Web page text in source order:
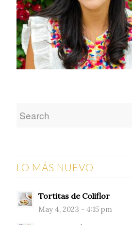
LO MÁS NUEVO
Tortitas de Coliflor
May 4, 2023 - 4:15 pm